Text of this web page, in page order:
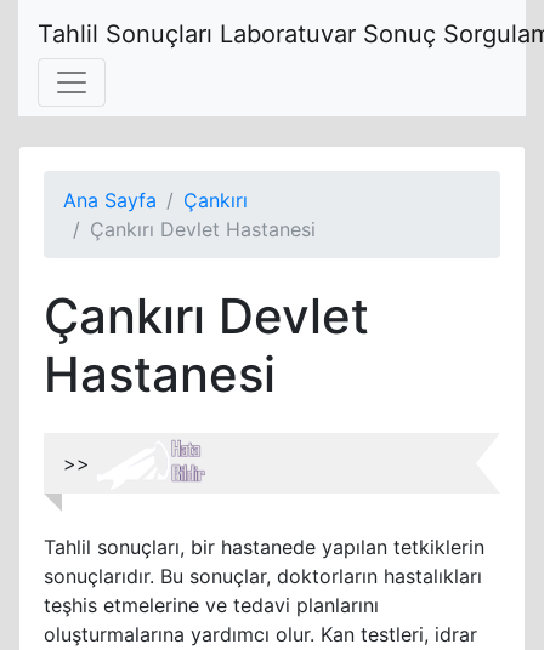
Tahlil Sonuçları Laboratuvar Sonuç
Ana Sayfa
Çankırı
Çankırı Devlet Hastanesi
Çankırı Devlet
Hastanesi
>>
Tahlil sonuçları, bir hastanede yapılan tetkiklerin
sonuçlarıdır. Bu sonuçlar, doktorların hastalıkları
teşhis etmelerine ve tedavi planlarını
oluşturmalarına yardımcı olur. Kan testleri, idrar